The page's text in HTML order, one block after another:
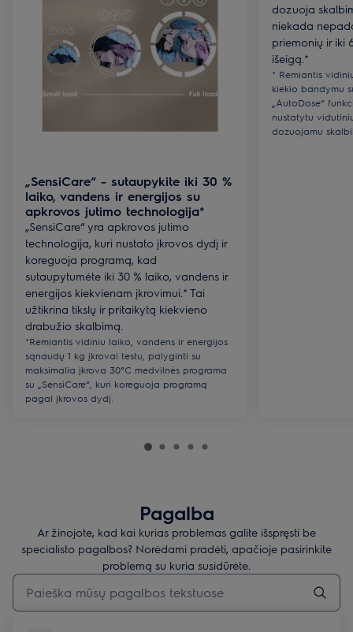
„SensiCare“ - sutaupykite iki 30 %
laiko, vandens ir energijos su
apkrovos jutimo technologija*
„SensiCare“ yra apkrovos jutimo
technologija, kuri nustato įkrovos dydį ir
koreguoja programą, kad
sutaupytumėte iki 30 % laiko, vandens ir
energijos kiekvienam įkrovimui.* Tai
užtikrina tikslų ir pritaikytą kiekvieno
drabužio skalbimą.
*Remiantis vidiniu laiko, vandens ir energijos
sąnaudų 1 kg įkrovai testu, palyginti su
maksimalia įkrova 30°C medvilnės programa
su „SensiCare“, kuri koreguoja programą
pagal įkrovos dydį.
dozuoja
niekada
priemonių ir iki
išeigą.*
* Remiantis
kiekio bandymu
„AutoDose“
nustatytu
dozuojamu
Pagalba
Ar žinojote, kad kai kurias problemas galite išspręsti be
specialisto pagalbos? Norėdami pradėti, apačioje pasirinkite
problemą su kuria susidūrėte.
Įveskite tekstą, jei norite ieškoti pagalbinių straipsnių